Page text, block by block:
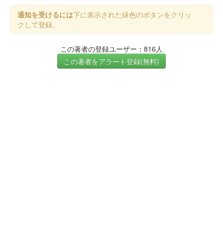
通知を受けるには下に表示された緑色のボタンをクリッ
クして登録。
この著者の登録ユーザー：816人
この著者をアラート登録(無料)